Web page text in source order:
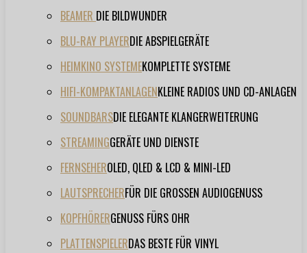
BEAMER DIE BILDWUNDER
BLU-RAY PLAYERDIE ABSPIELGERÄTE
HEIMKINO SYSTEMEKOMPLETTE SYSTEME
HIFI-KOMPAKTANLAGENKLEINE RADIOS UND CD-ANLAGEN
SOUNDBARSDIE ELEGANTE KLANGERWEITERUNG
STREAMINGGERÄTE UND DIENSTE
FERNSEHEROLED, QLED & LCD & MINI-LED
LAUTSPRECHERFÜR DIE GROSSEN AUDIOGENUSS
KOPFHÖRERGENUSS FÜRS OHR
PLATTENSPIELERDAS BESTE FÜR VINYL